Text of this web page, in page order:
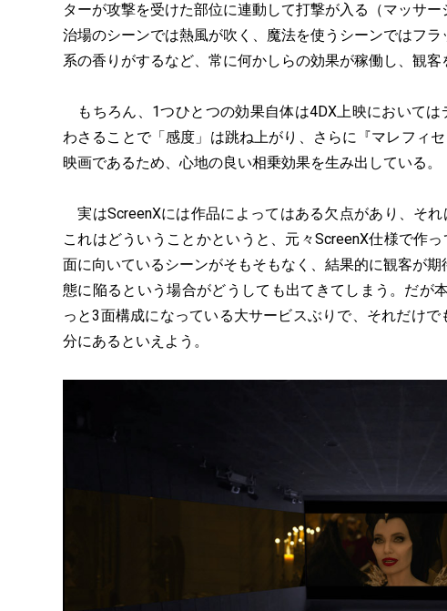
ターが攻撃を受けた部位に連動して打撃が入る（マッサ
治場のシーンでは熱風が吹く、魔法を使うシーンではフ
系の香りがするなど、常に何かしらの効果が稼働し、観客
もちろん、1つひとつの効果自体は4DX上映においては
わさることで「感度」は跳ね上がり、さらに『マレフィ
映画であるため、心地の良い相乗効果を生み出している。
実はScreenXには作品によってはある欠点があり、それ
これはどういうことかというと、元々ScreenX仕様で作
面に向いているシーンがそもそもなく、結果的に観客が
態に陥るという場合がどうしても出てきてしまう。だが
っと3面構成になっている大サービスぶりで、それだけ
分にあるといえよう。